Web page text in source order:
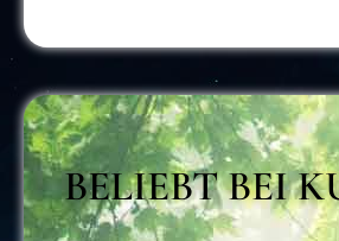
BELIEBT BEI